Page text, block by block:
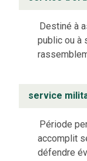
Destiné à
public ou à
service
Période
accomplit
défendre